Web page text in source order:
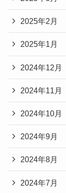
2025年2月
2025年1月
2024年12月
2024年11月
2024年10月
2024年9月
2024年8月
2024年7月